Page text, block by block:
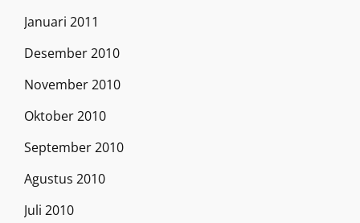
Januari 2011
Desember 2010
November 2010
Oktober 2010
September 2010
Agustus 2010
Juli 2010